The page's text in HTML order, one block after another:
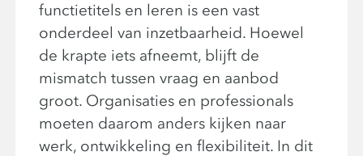
functietitels en leren is een vast
onderdeel van inzetbaarheid. Hoewel
de krapte iets afneemt, blijft de
mismatch tussen vraag en aanbod
groot. Organisaties en professionals
moeten daarom anders kijken naar
werk, ontwikkeling en flexibiliteit. In dit